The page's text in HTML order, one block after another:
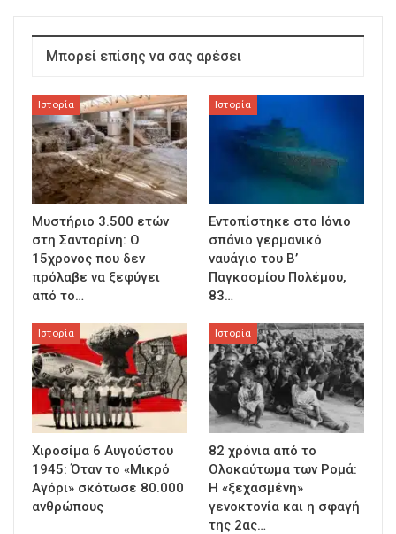
Μπορεί επίσης να σας αρέσει
Ιστορία
Μυστήριο 3.500 ετών
στη Σαντορίνη: Ο
15χρονος που δεν
πρόλαβε να ξεφύγει
από το…
Ιστορία
Εντοπίστηκε στο Ιόνιο
σπάνιο γερμανικό
ναυάγιο του Β’
Παγκοσμίου Πολέμου,
83…
Ιστορία
Χιροσίμα 6 Αυγούστου
1945: Όταν το «Μικρό
Αγόρι» σκότωσε 80.000
ανθρώπους
Ιστορία
82 χρόνια από το
Ολοκαύτωμα των Ρομά:
Η «ξεχασμένη»
γενοκτονία και η σφαγή
της 2ας…